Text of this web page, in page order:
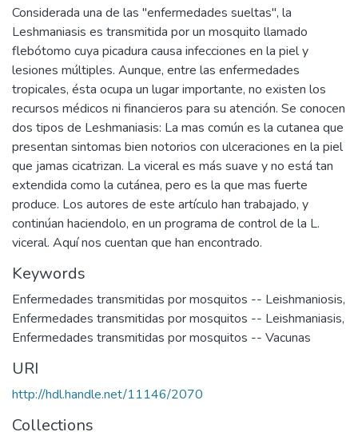
Considerada una de las "enfermedades sueltas", la
Leshmaniasis es transmitida por un mosquito llamado
flebótomo cuya picadura causa infecciones en la piel y
lesiones múltiples. Aunque, entre las enfermedades
tropicales, ésta ocupa un lugar importante, no existen los
recursos médicos ni financieros para su atención. Se conocen
dos tipos de Leshmaniasis: La mas común es la cutanea que
presentan sintomas bien notorios con ulceraciones en la piel
que jamas cicatrizan. La viceral es más suave y no está tan
extendida como la cutánea, pero es la que mas fuerte
produce. Los autores de este artículo han trabajado, y
continúan haciendolo, en un programa de control de la L.
viceral. Aquí nos cuentan que han encontrado.
Keywords
Enfermedades transmitidas por mosquitos -- Leishmaniosis,
Enfermedades transmitidas por mosquitos -- Leishmaniasis,
Enfermedades transmitidas por mosquitos -- Vacunas
URI
http://hdl.handle.net/11146/2070
Collections